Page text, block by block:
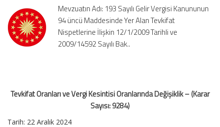
Değişiklik
–
(Karar
Sayısı:
Mevzuatın Adı: 193 Sayılı Gelir Vergisi Kanununun
94 üncü Maddesinde Yer Alan Tevkifat
Nispetlerine İlişkin 12/1/2009 Tarihli ve
2009/14592 Sayılı Bak..
Tevkifat Oranları ve Vergi Kesintisi Oranlarında Değişiklik – (Karar
Sayısı: 9284)
Tarih: 22 Aralık 2024